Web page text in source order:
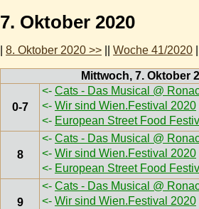
7. Oktober 2020
8. Oktober 2020 >> Woche 41/2020
Mittwoch, 7. Oktober
0-7
<- Cats - Das Musical @
<- Wir sind Wien.Festival 2020
<- European Street Food
8
<- Cats - Das Musical @
<- Wir sind Wien.Festival 2020
<- European Street Food
9
<- Cats - Das Musical @
<- Wir sind Wien.Festival 2020